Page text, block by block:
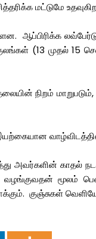
மட்டுமே
ஆப்பிரிக்க
(13 முதல் 15
நிறம்
காதல்
வழங்குவதன் மூலம்
குஞ்சுகள்